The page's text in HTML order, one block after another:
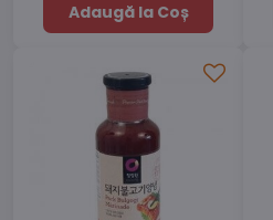
Adaugă la Coș